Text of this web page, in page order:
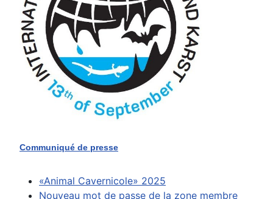
Communiqué de presse
«Animal Cavernicole» 2025
Nouveau mot de passe de la zone membre